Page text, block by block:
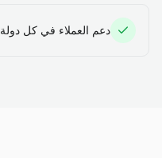
دعم العملاء في كل دولة